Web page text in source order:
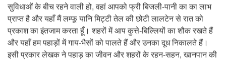
सुविधाओं के बीच रहने वाली हो, वहां आपको फ्री बिजली-पानी का का लाभ
प्राप्त है और यहाँ मैं लम्फू यानि मिट्टी तेल की छोटी लालटेन से रात को
प्रकाश का इंतजाम करता हूँ। शहरों में आप कुत्ते-बिल्लियों का शौक रखते हैं
और यहाँ हम पहाड़ों में गाय-भैसों को पालते हैं और उनका दूध निकालते हैं।
इसी प्रकार लेखक ने पहाड़ का जीवन और शहरों के रहन-सहन, खानपान की